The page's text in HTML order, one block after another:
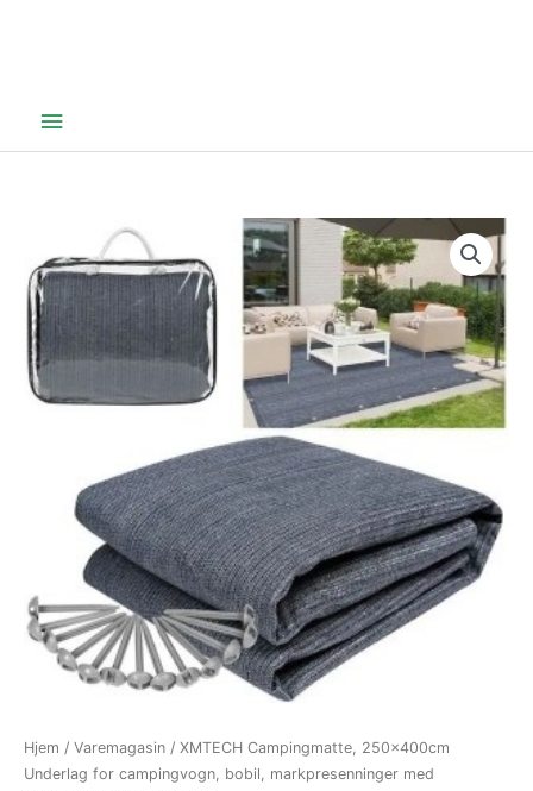
Hovedmeny
Hjem / Varemagasin / XMTECH Campingmatte, 250x400cm
Underlag for campingvogn, bobil, markpresenninger med